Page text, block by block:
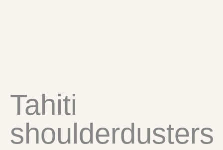
Tahiti
shoulderdusters